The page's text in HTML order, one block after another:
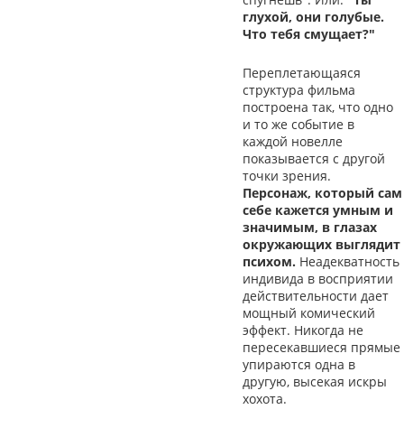
глухой, они голубые.
Что тебя смущает?"
Переплетающаяся
структура фильма
построена так, что одно
и то же событие в
каждой новелле
показывается с другой
точки зрения.
Персонаж, который сам
себе кажется умным и
значимым, в глазах
окружающих выглядит
психом. Неадекватность
индивида в восприятии
действительности дает
мощный комический
эффект. Никогда не
пересекавшиеся прямые
упираются одна в
другую, высекая искры
хохота.